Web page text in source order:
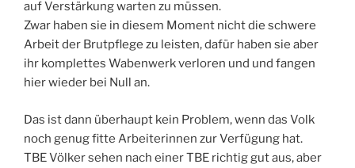
auf Verstärkung warten zu müssen.
Zwar haben sie in diesem Moment nicht die schwere
Arbeit der Brutpflege zu leisten, dafür haben sie aber
ihr komplettes Wabenwerk verloren und und fangen
hier wieder bei Null an.
Das ist dann überhaupt kein Problem, wenn das Volk
noch genug fitte Arbeiterinnen zur Verfügung hat.
TBE Völker sehen nach einer TBE richtig gut aus, aber